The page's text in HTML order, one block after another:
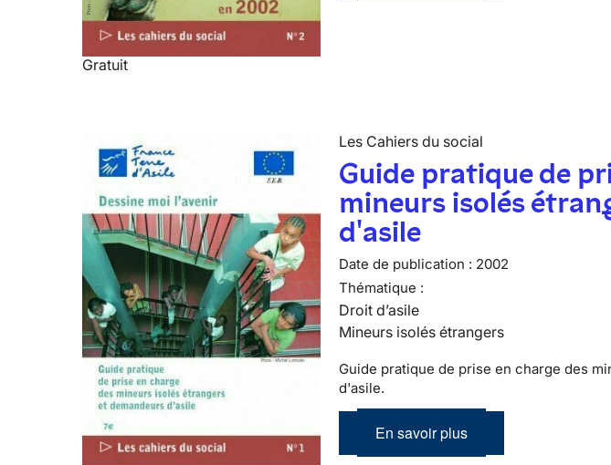
Gratuit
Les Cahiers du social
Guide pratique de
mineurs isolés
d'asile
Date de publication : 2002
Thématique :
Droit d’asile
Mineurs isolés étrangers
Guide pratique de prise en charge des
d'asile.
En savoir plus